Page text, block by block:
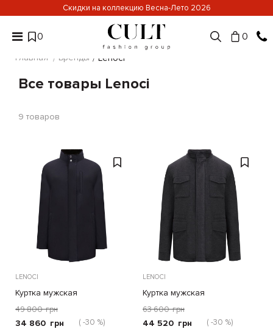
Скидки на коллекцию Весна-Лето 2026
0 0
Главная Бренды Lenoci
Все товары Lenoci
9 товаров
LENOCI
Куртка мужская
49 800 грн
34 860 грн ( -30 %)
LENOCI
Куртка мужская
63 600 грн
44 520 грн ( -30 %)